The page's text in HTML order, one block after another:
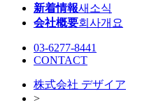
新着情報새소식
会社概要회사개요
03-6277-8441
CONTACT
株式会社 デザイア
>